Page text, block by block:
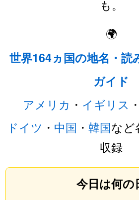
も。
🌍
世界164ヵ国の地名・読
ガイド
アメリカ ・ イギリス ・
ドイツ ・ 中国 ・ 韓国など
収録
今日は何の